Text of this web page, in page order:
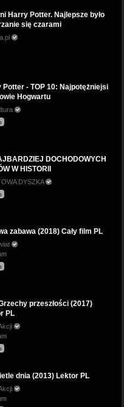
Harry Potter. Najlepsze było
się czarami
Potter - TOP 10: Najpotężniejsi
Hogwartu
DOCHODOWYCH
W HISTORII
DYSZKA
zabawa (2018) Cały film PL
przeszłości (2017)
PL
dnia (2013) Lektor PL